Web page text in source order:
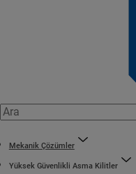
Mekanik Çözümler
Yüksek Güvenlikli Asma Kilitler